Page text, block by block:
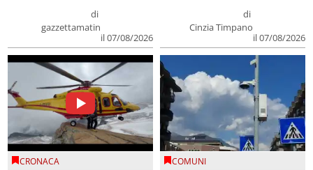
di
gazzettamatin
il 07/08/2026
di
Cinzia Timpano
il 07/08/2026
CRONACA COMUNI